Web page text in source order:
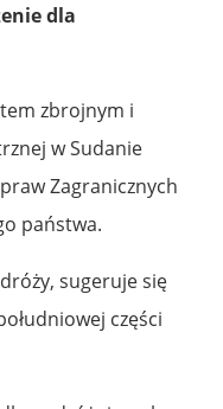
dla
zbrojnym i
w Sudanie
Zagranicznych
państwa.
sugeruje się
części